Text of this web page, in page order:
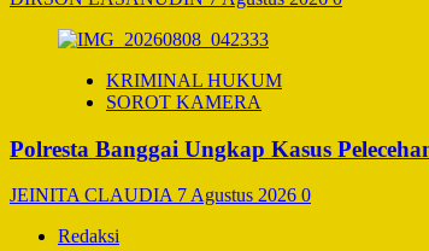
KRIMINAL HUKUM
SOROT KAMERA
Polresta Banggai Ungkap Kasus
JEINITA CLAUDIA 7 Agustus 2026 0
Redaksi